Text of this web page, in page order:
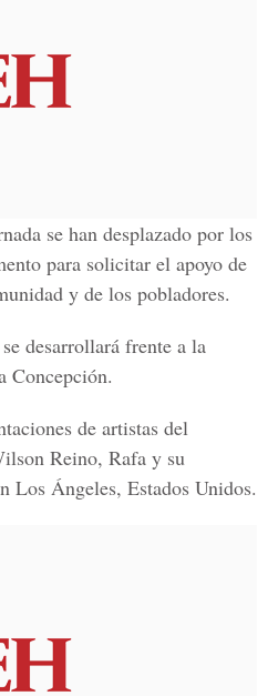
se han desplazado por los
para solicitar el apoyo de
y de los pobladores.
desarrollará frente a la
Concepción.
de artistas del
Reino, Rafa y su
Los Ángeles, Estados Unidos.